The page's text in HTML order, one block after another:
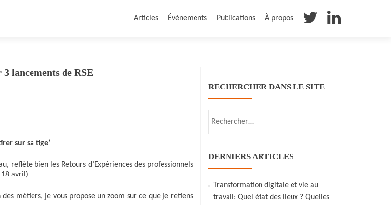
Articles Événements Publications À propos
lancements de RSE
sur sa tige’
reflète bien les Retours d’Expériences des professionnels
18 avril)
métiers, je vous propose un zoom sur ce que je retiens
RECHERCHER DANS LE SITE
DERNIERS ARTICLES
Transformation digitale et vie au
travail: Quel état des lieux ? Quelles